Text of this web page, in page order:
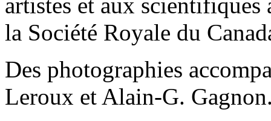
la Société Royale du
Des photographies
Leroux et Alain-G.